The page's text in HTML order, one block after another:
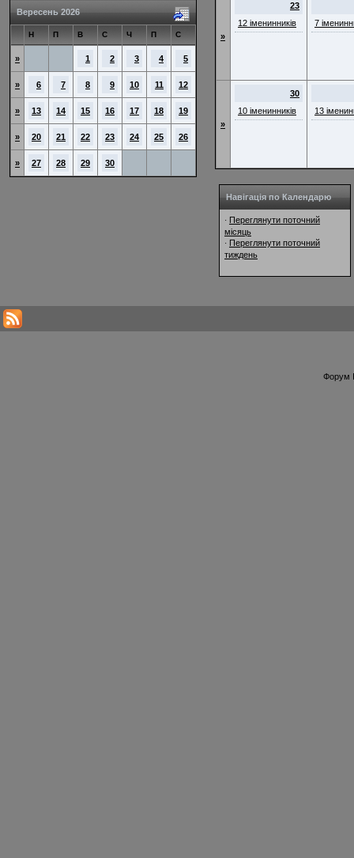
Вересень 2026
Н П В С Ч П С
» 1 2 3 4 5
» 6 7 8 9 10 11 12
» 13 14 15 16 17 18 19
» 20 21 22 23 24 25 26
» 27 28 29 30
»
23
12 іменинників
7
»
30
10 іменинників
13
Навігація по Календарю
· Переглянути поточний
місяць
· Переглянути поточний
тиждень
Форум